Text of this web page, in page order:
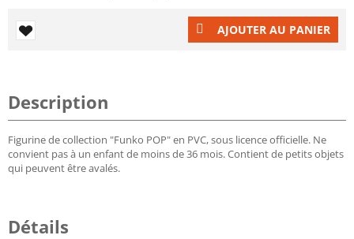
AJOUTER AU PANIER
Description
Figurine de collection "Funko POP" en PVC, sous licence officielle. Ne
convient pas à un enfant de moins de 36 mois. Contient de petits objets
qui peuvent être avalés.
Détails